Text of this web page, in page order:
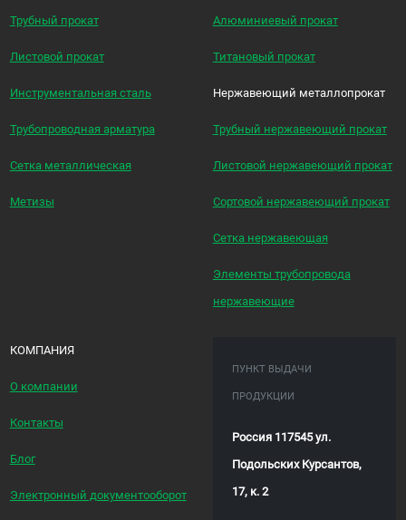
Трубный прокат
Листовой прокат
Инструментальная сталь
Трубопроводная арматура
Сетка металлическая
Метизы
Алюминиевый прокат
Титановый прокат
Нержавеющий металлопрокат
Трубный нержавеющий прокат
Листовой нержавеющий прокат
Сортовой нержавеющий прокат
Сетка нержавеющая
Элементы трубопровода
нержавеющие
КОМПАНИЯ
О компании
Контакты
Блог
Электронный документооборот
ПУНКТ ВЫДАЧИ
ПРОДУКЦИИ
Россия 117545 ул.
Подольских Курсантов,
17, к. 2